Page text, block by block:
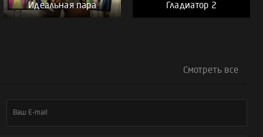
Идеальная пара Гладиатор 2
Смотреть все